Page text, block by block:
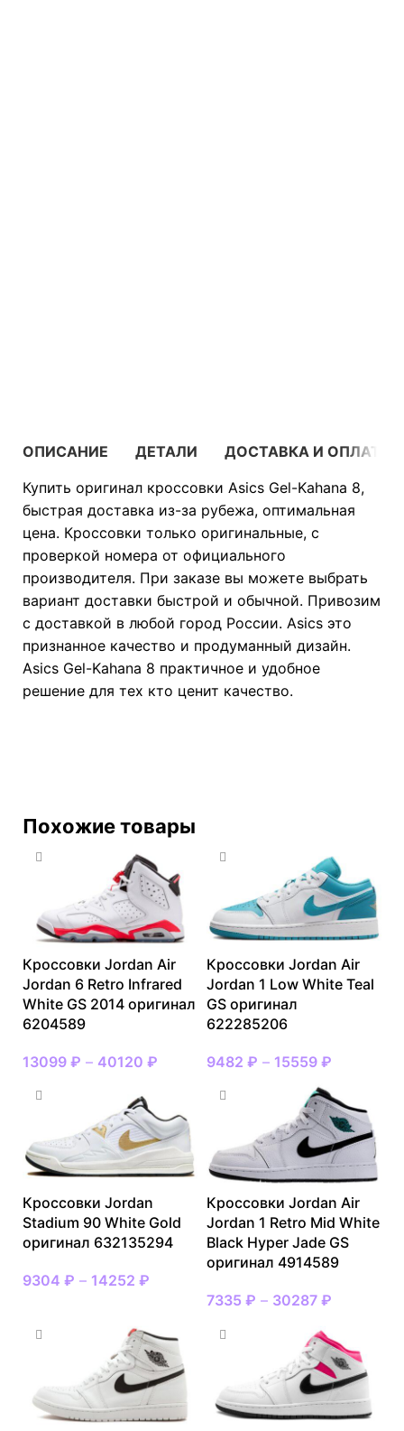
ОПИСАНИЕ ДЕТАЛИ
ДОСТАВКА И ОПЛАТА
Купить оригинал кроссовки Asics Gel-Kahana 8,
быстрая доставка из-за рубежа, оптимальная
цена. Кроссовки только оригинальные, с
проверкой номера от официального
производителя. При заказе вы можете выбрать
вариант доставки быстрой и обычной. Привозим
с доставкой в любой город России. Asics это
признанное качество и продуманный дизайн.
Asics Gel-Kahana 8 практичное и удобное
решение для тех кто ценит качество.
Похожие товары
Кроссовки Jordan Air
Jordan 6 Retro Infrared
White GS 2014 оригинал
6204589
13099 ₽ – 40120 ₽
Кроссовки Jordan Air
Jordan 1 Low White Teal
GS оригинал
622285206
9482 ₽ – 15559 ₽
Кроссовки Jordan
Stadium 90 White Gold
оригинал 632135294
9304 ₽ – 14252 ₽
Кроссовки Jordan Air
Jordan 1 Retro Mid White
Black Hyper Jade GS
оригинал 4914589
7335 ₽ – 30287 ₽